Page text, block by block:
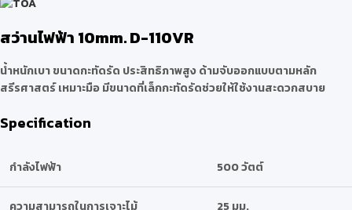
สว่านไฟฟ้า 10mm. D-110VR
น้ำหนักเบา ขนาดกะทัดรัด ประสิทธิภาพสูง ด้ามจับออกแบบตามหลัก
สรีรศาสตร์ เหมาะมือ มีขนาดที่เล็กกะทัดรัดช่วยให้ใช้งานสะดวกสบาย
Specification
กำลังไฟฟ้า 500 วัตต์
ความสามารถในการเจาะไม้ 25 มม.